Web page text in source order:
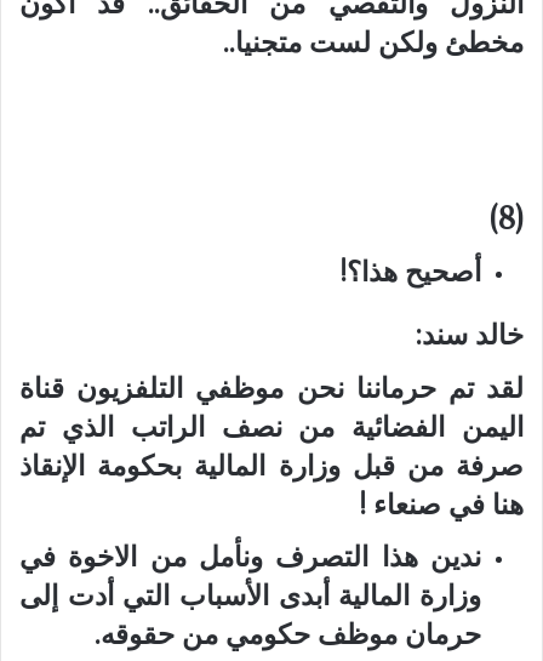
مخطئ ولكن لست متجنيا..
(8)
أصحيح هذا؟!
خالد سند:
لقد تم حرماننا نحن موظفي التلفزيون قناة
اليمن الفضائية من نصف الراتب الذي تم
صرفة من قبل وزارة المالية بحكومة الإنقاذ
هنا في صنعاء !
ندين هذا التصرف ونأمل من الاخوة في
وزارة المالية أبدى الأسباب التي أدت إلى
حرمان موظف حكومي من حقوقه.